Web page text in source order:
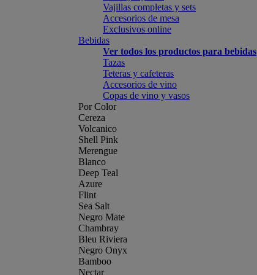
Vajillas completas y sets
Accesorios de mesa
Exclusivos online
Bebidas
Ver todos los productos para bebidas
Tazas
Teteras y cafeteras
Accesorios de vino
Copas de vino y vasos
Por Color
Cereza
Volcanico
Shell Pink
Merengue
Blanco
Deep Teal
Azure
Flint
Sea Salt
Negro Mate
Chambray
Bleu Riviera
Negro Onyx
Bamboo
Nectar